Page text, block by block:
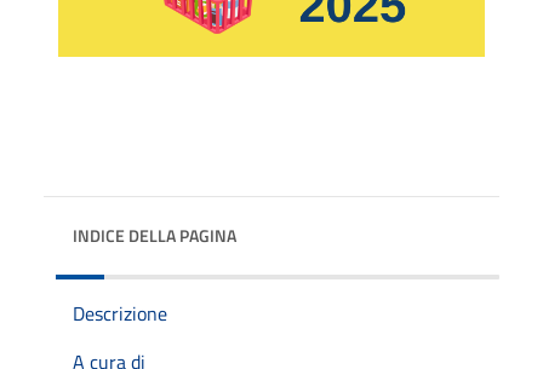
INDICE DELLA PAGINA
Descrizione
A cura di